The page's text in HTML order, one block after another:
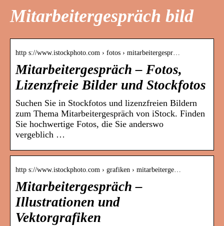
Mitarbeitergespräch bild
http s://www.istockphoto.com › fotos › mitarbeitergespr…
Mitarbeitergespräch – Fotos,
Lizenzfreie Bilder und Stockfotos
Suchen Sie in Stockfotos und lizenzfreien Bildern
zum Thema Mitarbeitergespräch von iStock. Finden
Sie hochwertige Fotos, die Sie anderswo
vergeblich …
http s://www.istockphoto.com › grafiken › mitarbeiterge…
Mitarbeitergespräch –
Illustrationen und
Vektorgrafiken